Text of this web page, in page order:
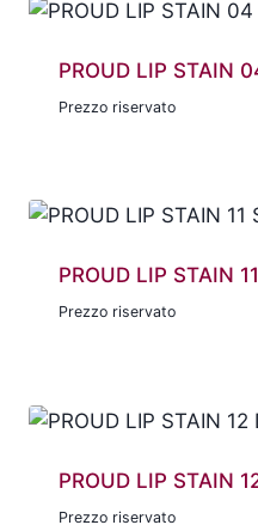
PROUD LIP STAIN
Prezzo riservato
PROUD LIP STAIN
Prezzo riservato
PROUD LIP STAIN
Prezzo riservato